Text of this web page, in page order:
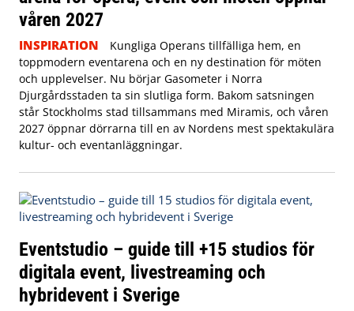
våren 2027
INSPIRATION
Kungliga Operans tillfälliga hem, en
toppmodern eventarena och en ny destination för möten
och upplevelser. Nu börjar Gasometer i Norra
Djurgårdsstaden ta sin slutliga form. Bakom satsningen
står Stockholms stad tillsammans med Miramis, och våren
2027 öppnar dörrarna till en av Nordens mest spektakulära
kultur- och eventanläggningar.
Eventstudio – guide till +15 studios för
digitala event, livestreaming och
hybridevent i Sverige